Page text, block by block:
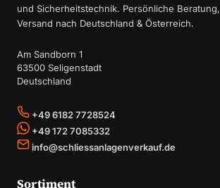
und Sicherheitstechnik. Persönliche Beratung,
Versand nach Deutschland & Österreich.
Am Sandborn 1
63500 Seligenstadt
Deutschland
+49 6182 7728524
+49 172 7085332
info@schliessanlagenverkauf.de
Sortiment